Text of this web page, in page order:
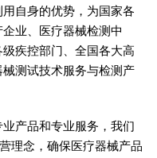
自身的优势，为国家各
业、医疗器械检测中
疾控部门、全国各大高
测试技术服务与检测产
产品和专业服务，我们
理念，确保医疗器械产品